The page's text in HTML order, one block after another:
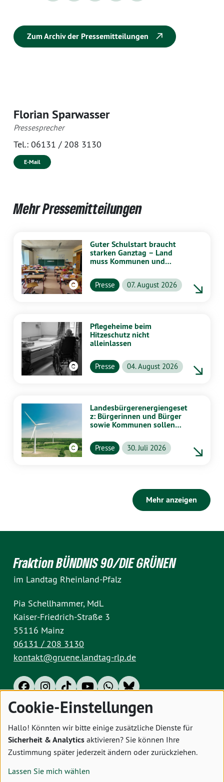
Zum Archiv der Pressemitteilungen
Florian Sparwasser
Pressesprecher
Tel.: 06131 / 208 3130
E-Mail
Mehr Pressemitteilungen
Guter Schulstart braucht
starken Ganztag – Land
muss Kommunen und
unterstützen
Presse 07. August 2026
Pflegeheime beim
Hitzeschutz nicht
alleinlassen
Presse 04. August 2026
Landesbürgerenergiengeset
z: Bürgerinnen und Bürger
sowie Kommunen sollen
profitieren
Presse 30. Juli 2026
Mehr anzeigen
Fraktion BÜNDNIS 90/DIE GRÜNEN
im Landtag Rheinland-Pfalz
Pia Schellhammer, MdL
Kaiser-Friedrich-Straße 3
55116 Mainz
06131 / 208 3130
kontakt@gruene.landtag-rlp.de
Impressum Datenschutz Cookies
Cookie-Einstellungen
Hallo! Könnten wir bitte einige zusätzliche Dienste für
Sicherheit & Analytics aktivieren? Sie können Ihre
Zustimmung später jederzeit ändern oder zurückziehen.
Lassen Sie mich wählen